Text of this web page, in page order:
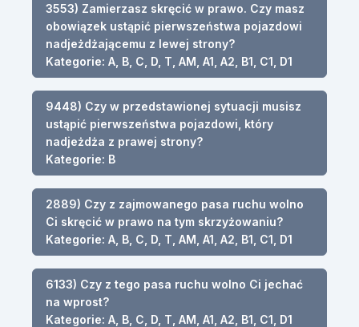
3553) Zamierzasz skręcić w prawo. Czy masz
obowiązek ustąpić pierwszeństwa pojazdowi
nadjeżdżającemu z lewej strony?
Kategorie: A, B, C, D, T, AM, A1, A2, B1, C1, D1
9448) Czy w przedstawionej sytuacji musisz
ustąpić pierwszeństwa pojazdowi, który
nadjeżdża z prawej strony?
Kategorie: B
2889) Czy z zajmowanego pasa ruchu wolno
Ci skręcić w prawo na tym skrzyżowaniu?
Kategorie: A, B, C, D, T, AM, A1, A2, B1, C1, D1
6133) Czy z tego pasa ruchu wolno Ci jechać
na wprost?
Kategorie: A, B, C, D, T, AM, A1, A2, B1, C1, D1